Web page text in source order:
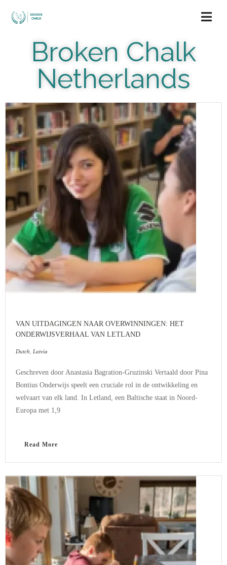
Broken Chalk
Netherlands
VAN UITDAGINGEN NAAR OVERWINNINGEN: HET
ONDERWIJSVERHAAL VAN LETLAND
Dutch Latvia
Geschreven door Anastasia Bagration-Gruzinski Vertaald door Pina
Bontius Onderwijs speelt een cruciale rol in de ontwikkeling en
welvaart van elk land. In Letland, een Baltische staat in Noord-
Europa met 1,9
Read More